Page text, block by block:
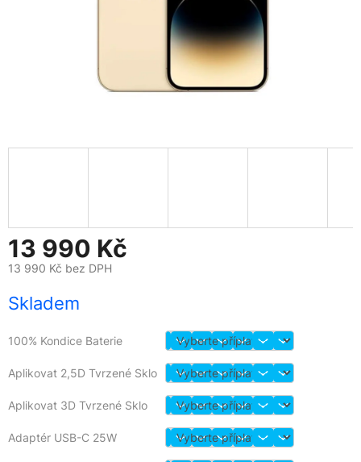
13 990 Kč
13 990 Kč bez DPH
cena:
Skladem
100% Kondice Baterie
Aplikovat 2,5D Tvrzené Sklo
Aplikovat 3D Tvrzené Sklo
Adaptér USB-C 25W